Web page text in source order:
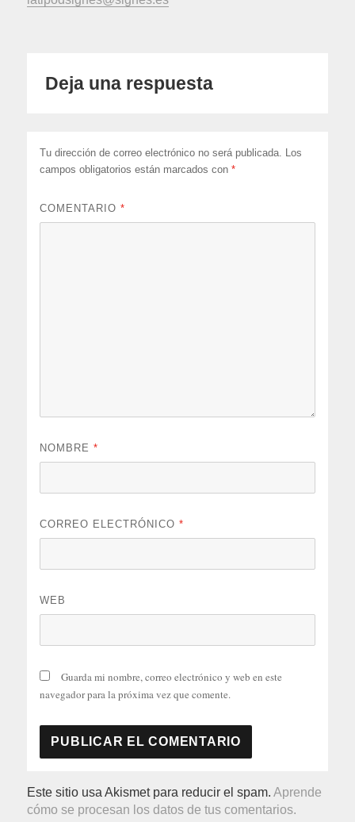
Deja una respuesta
Tu dirección de correo electrónico no será publicada.
Los
campos obligatorios están marcados con*
COMENTARIO*
NOMBRE*
CORREO ELECTRÓNICO*
WEB
Guarda mi nombre, correo electrónico y web en este
navegador para la próxima vez que comente.
Este sitio usa Akismet para reducir el spam.Aprende
cómo se procesan los datos de tus comentarios.